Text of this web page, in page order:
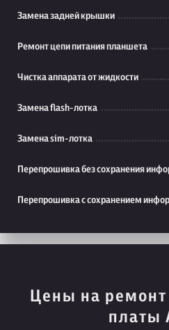
Замена задней крышки
Ремонт цепи питания планшета
Чистка аппарата от жидкости
Замена flash-лотка
Замена sim-лотка
Перепрошивка без сохранения
Перепрошивка с сохранением
Цены на
платы